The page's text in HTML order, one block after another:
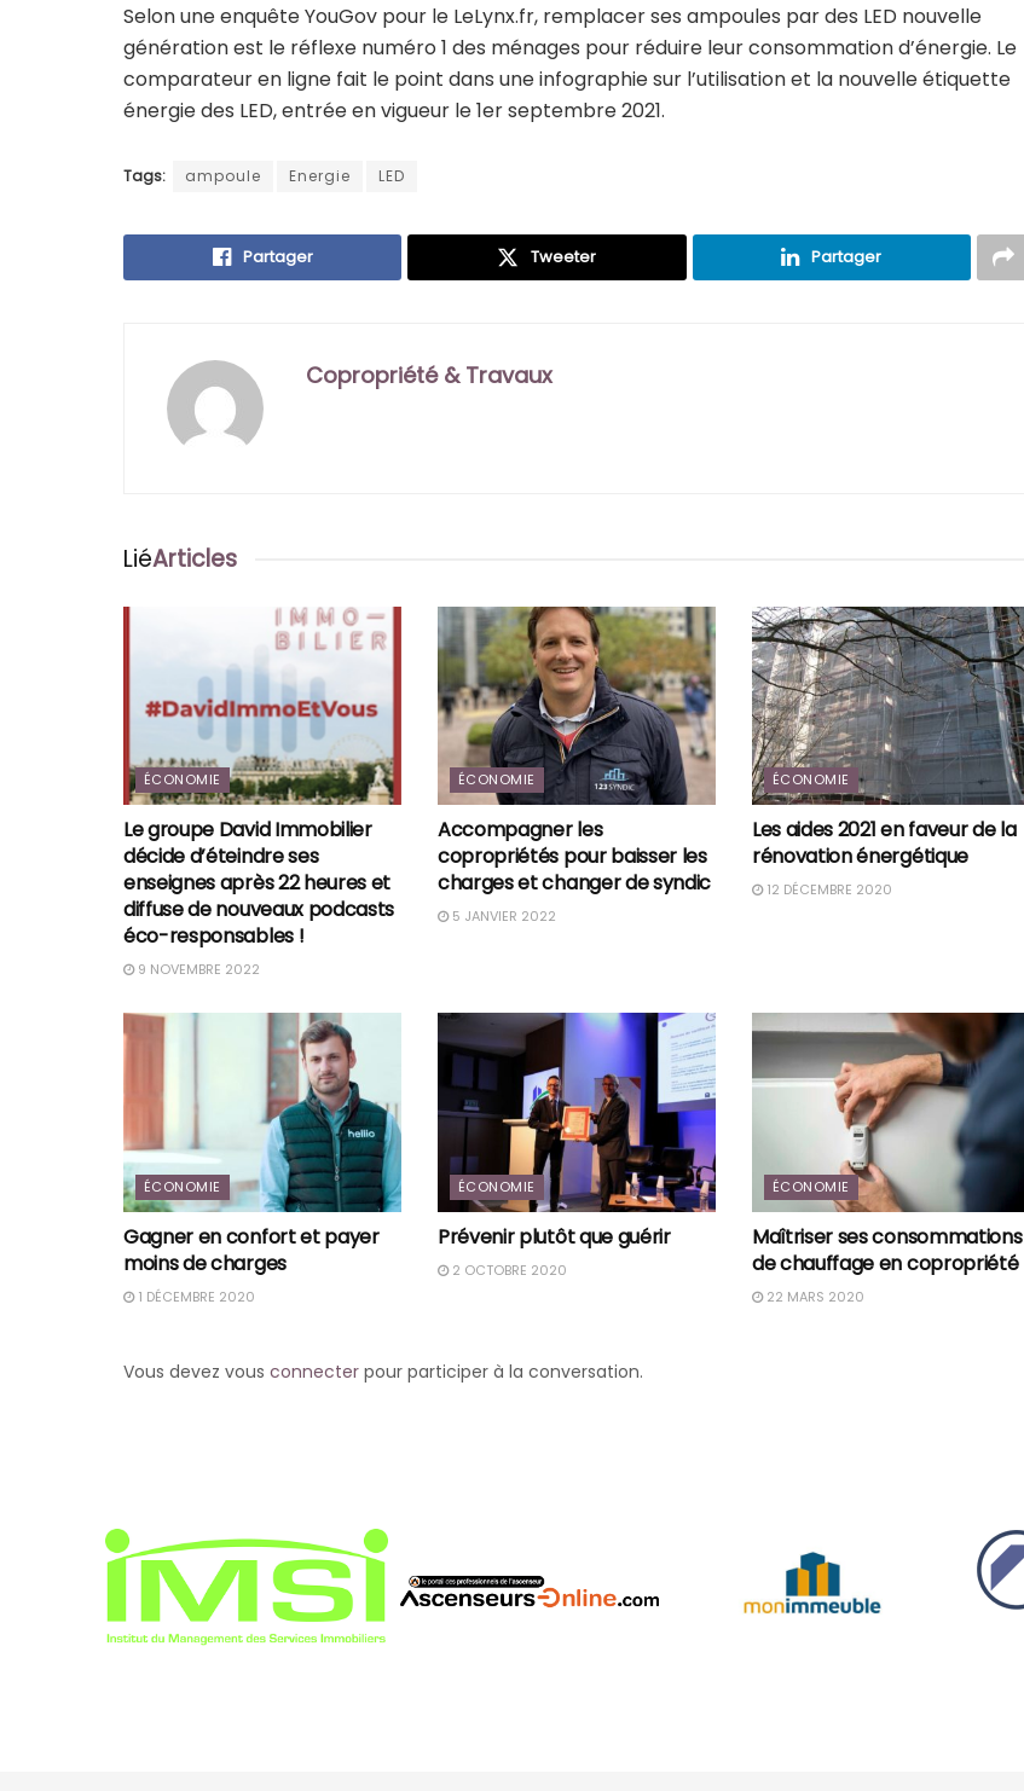
Selon une enquête YouGov pour le LeLynx.fr, remplacer ses ampoules par des LED nouvelle
génération est le réflexe numéro 1 des ménages pour réduire leur consommation d’énergie. Le
comparateur en ligne fait le point dans une infographie sur l’utilisation et la nouvelle étiquette
énergie des LED, entrée en vigueur le 1er septembre 2021.
Tags: ampoule Energie LED
Partager Tweeter Partager
Copropriété & Travaux
LiéArticles
ÉCONOMIE
Le groupe David Immobilier
décide d’éteindre ses
enseignes après 22 heures et
diffuse de nouveaux podcasts
éco-responsables !
9 NOVEMBRE 2022
ÉCONOMIE
Accompagner les
copropriétés pour baisser les
charges et changer de syndic
5 JANVIER 2022
ÉCONOMIE
Les aides 2021 en faveur de la
rénovation énergétique
12 DÉCEMBRE 2020
ÉCONOMIE
Gagner en confort et payer
moins de charges
1 DÉCEMBRE 2020
ÉCONOMIE
Prévenir plutôt que guérir
2 OCTOBRE 2020
ÉCONOMIE
Maîtriser ses consommations
de chauffage en copropriété
22 MARS 2020
Vous devez vous connecter pour participer à la conversation.